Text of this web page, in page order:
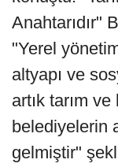
Anahtarıdır"
"Yerel
altyapı ve
artık tarım
belediyelerin
gelmiştir"